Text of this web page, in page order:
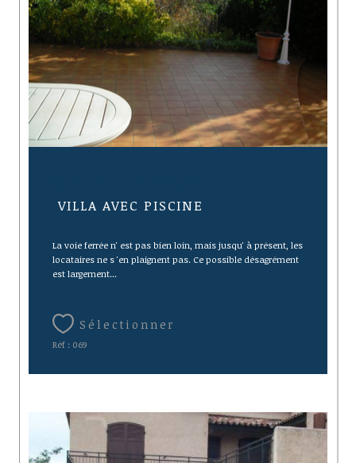
VILLA AVEC PISCINE
La voie ferrée n' est pas bien loin, mais jusqu' à présent, les
locataires ne s 'en plaignent pas. Ce possible désagrément
est largement...
Sélectionner
Réf : 069